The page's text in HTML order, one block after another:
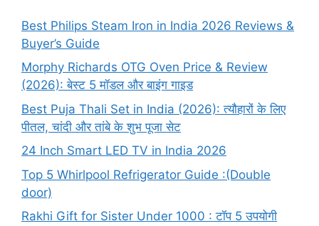
Best Philips Steam Iron in India 2026 Reviews &
Buyer’s Guide
Morphy Richards OTG Oven Price & Review
(2026): बेस्ट 5 मॉडल और बाइंग गाइड
Best Puja Thali Set in India (2026): त्यौहारों के लिए
पीतल, चांदी और तांबे के शुभ पूजा सेट
24 Inch Smart LED TV in India 2026
Top 5 Whirlpool Refrigerator Guide :(Double
door)
Rakhi Gift for Sister Under 1000 : टॉप 5 उपयोगी